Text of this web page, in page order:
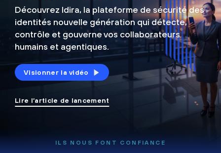
Découvrez Idira, la plateforme de sécuritédes
identités nouvelle génération qui détecte,
contrôle et gouverne vos collaborateurs
humains et agentiques.
Visionner la vidéo
Lire l’article de lancement
ILS NOUS FONT CONFIANCE